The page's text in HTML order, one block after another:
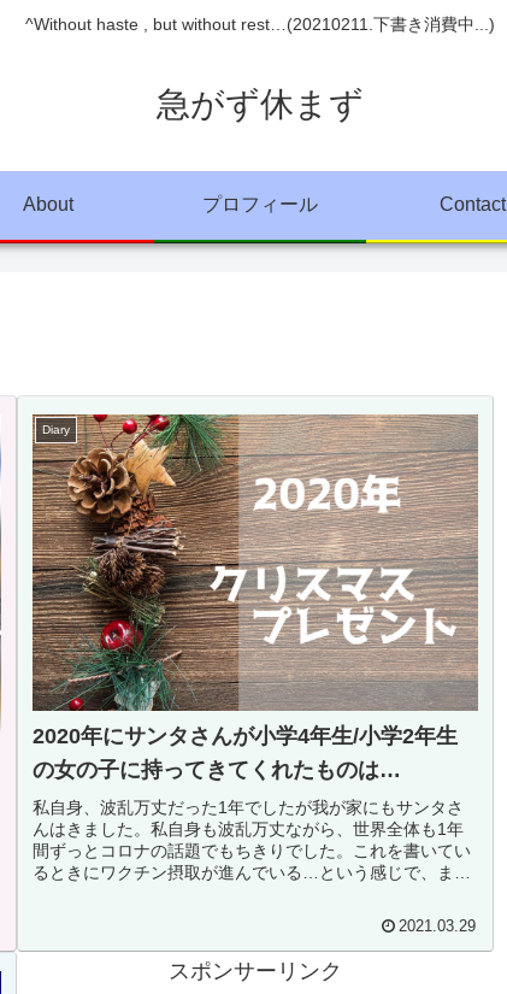
^Without haste , but without rest…(20210211.下書き消費中...)
急がず休まず
About プロフィール Contact
Diary
2020年にサンタさんが小学4年生/小学2年生
の女の子に持ってきてくれたものは…
私自身、波乱万丈だった1年でしたが我が家にもサンタさ
んはきました。私自身も波乱万丈ながら、世界全体も1年
間ずっとコロナの話題でもちきりでした。これを書いてい
るときにワクチン摂取が進んでいる…という感じで、まる
2021.03.29
スポンサーリンク